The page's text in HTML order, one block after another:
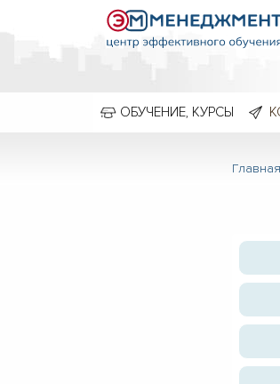
ОБУЧЕНИЕ, КУРСЫ
Главная